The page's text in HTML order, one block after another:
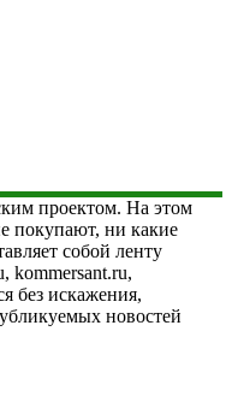
проектом. На этом
покупают, ни какие
собой ленту
kommersant.ru,
без искажения,
новостей